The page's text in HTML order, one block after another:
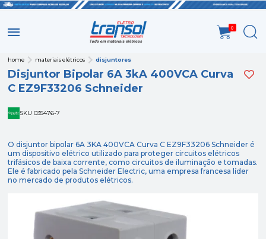
0
home materiais elétricos disjuntores
Disjuntor Bipolar 6A 3kA 400VCA Curva
C EZ9F33206 Schneider
SKU 035476-7
O disjuntor bipolar 6A 3KA 400VCA Curva C EZ9F33206 Schneider é
um dispositivo elétrico utilizado para proteger circuitos elétricos
trifásicos de baixa corrente, como circuitos de iluminação e tomadas.
Ele é fabricado pela Schneider Electric, uma empresa francesa líder
no mercado de produtos elétricos.